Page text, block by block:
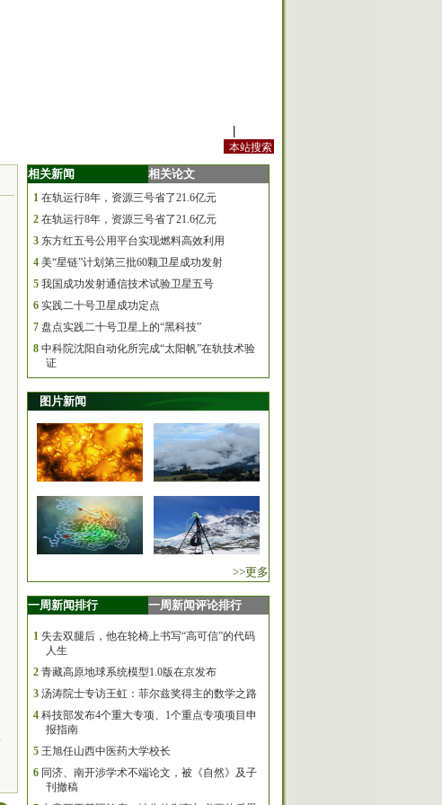
相关新闻 相关论文
1 在轨运行8年，资源三号省了21.6亿元
2 在轨运行8年，资源三号省了21.6亿元
3 东方红五号公用平台实现燃料高效利用
4 美“星链”计划第三批60颗卫星成功发射
5 我国成功发射通信技术试验卫星五号
6 实践二十号卫星成功定点
7 盘点实践二十号卫星上的“黑科技”
8 中科院沈阳自动化所完成“太阳帆”在轨技术验
证
图片新闻
>>更多
一周新闻排行 一周新闻评论排行
1 失去双腿后，他在轮椅上书写“高可信”的代码
人生
2 青藏高原地球系统模型1.0版在京发布
3 汤涛院士专访王虹：菲尔兹奖得主的数学之路
4 科技部发布4个重大专项、1个重点专项项目申
报指南
5 王旭任山西中医药大学校长
6 同济、南开涉学术不端论文，被《自然》及子
刊撤稿